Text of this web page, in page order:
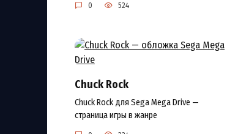
0 524
Chuck Rock
Chuck Rock для Sega Mega Drive —
страница игры в жанре